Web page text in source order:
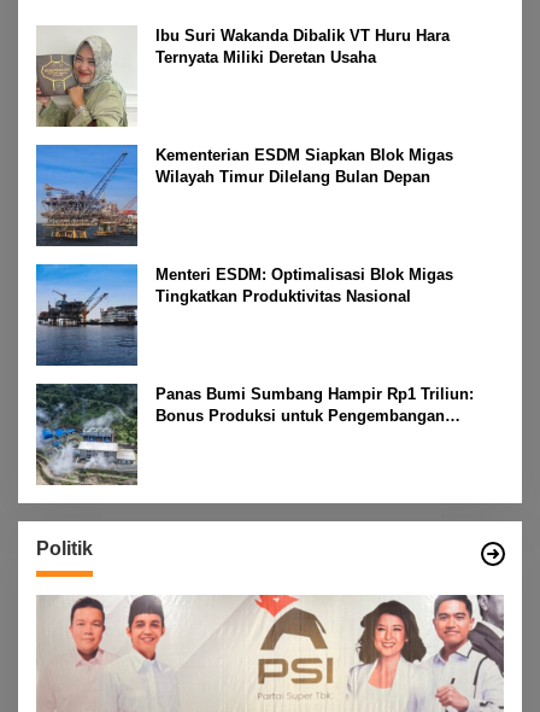
Ibu Suri Wakanda Dibalik VT Huru Hara
Ternyata Miliki Deretan Usaha
Kementerian ESDM Siapkan Blok Migas
Wilayah Timur Dilelang Bulan Depan
Menteri ESDM: Optimalisasi Blok Migas
Tingkatkan Produktivitas Nasional
Panas Bumi Sumbang Hampir Rp1 Triliun:
Bonus Produksi untuk Pengembangan
Politik